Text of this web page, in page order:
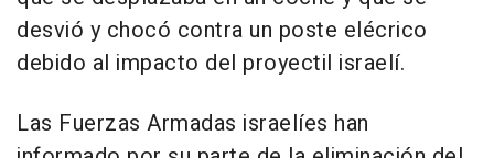
desvió y chocó contra un poste elécrico
debido al impacto del proyectil israelí.
Las Fuerzas Armadas israelíes han